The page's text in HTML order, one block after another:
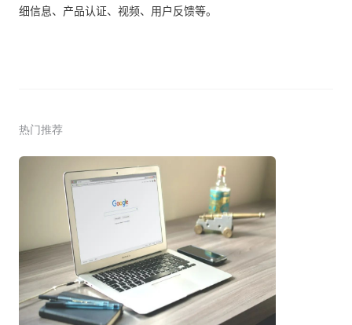
细信息、产品认证、视频、用户反馈等。
热门推荐